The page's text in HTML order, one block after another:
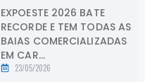
EXPOESTE 2026 BATE
RECORDE E TEM TODAS AS
BAIAS COMERCIALIZADAS
EM CAR...
23/05/2026